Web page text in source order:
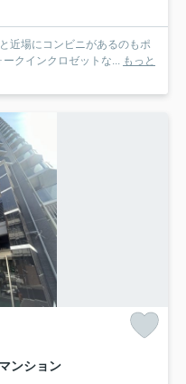
近場にコンビニがあるのもポ
クインクロゼットな... もっと
ンション